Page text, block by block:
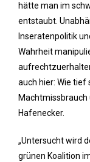
hätte man im
entstaubt.
Inseratenpolitik
Wahrheit
auch hier: Wie tief
Machtmissbrauch
Hafenecker.
„Untersucht wird
grünen Koalition